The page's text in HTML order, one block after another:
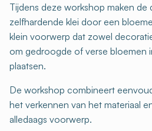
Tijdens deze workshop maken de
zelfhardende klei door een
klein voorwerp dat zowel
om gedroogde of verse bloemen
plaatsen.
De workshop combineert
het verkennen van het materiaal
alledaags voorwerp.